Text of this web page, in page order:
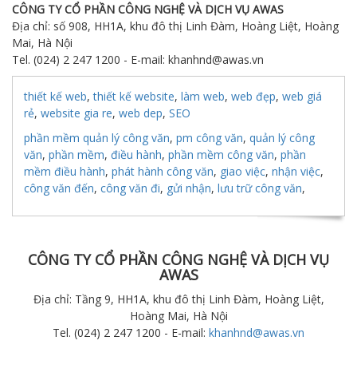
CÔNG TY CỔ PHẦN CÔNG NGHỆ VÀ DỊCH VỤ AWAS
Địa chỉ: số 908, HH1A, khu đô thị Linh Đàm, Hoàng Liệt, Hoàng
Mai, Hà Nội
Tel. (024) 2 247 1200 - E-mail: khanhnd@awas.vn
thiết kế web,thiết kế website, làm web, web đẹp, web giá
rẻ, website gia re, web dep, SEO
phần mềm quản lý công văn, pm công văn, quản lý công
văn, phần mềm, điều hành, phần mềm công văn, phần
mềm điều hành, phát hành công văn, giao việc, nhận việc,
công văn đến, công văn đi, gửi nhận, lưu trữ công văn,
CÔNG TY CỔ PHẦN CÔNG NGHỆ VÀ DỊCH VỤ
AWAS
Địa chỉ: Tầng 9, HH1A, khu đô thị Linh Đàm, Hoàng Liệt,
Hoàng Mai, Hà Nội
Tel. (024) 2 247 1200 - E-mail: khanhnd@awas.vn